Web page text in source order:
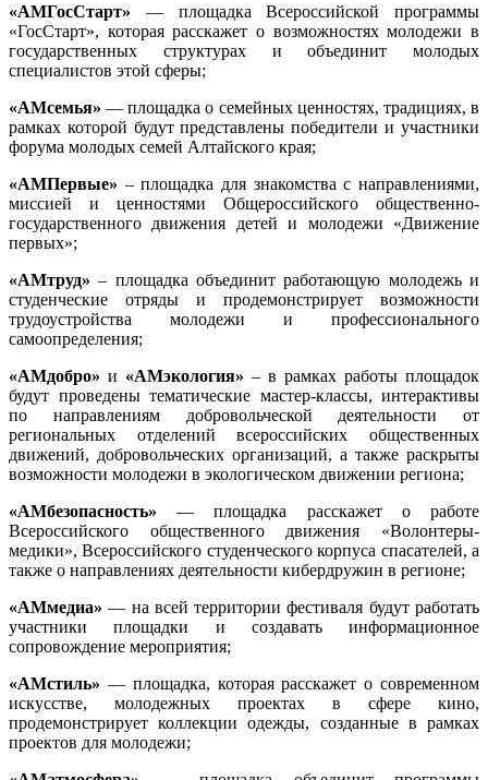
«АМГосСтарт» — площадка Всероссийской программы
«ГосСтарт», которая расскажет о возможностях молодежи в
государственных структурах и объединит молодых
специалистов этой сферы;
«АМсемья» — площадка о семейных ценностях, традициях, в
рамках которой будут представлены победители и участники
форума молодых семей Алтайского края;
«АМПервые» – площадка для знакомства с направлениями,
миссией и ценностями Общероссийского общественно-
государственного движения детей и молодежи «Движение
первых»;
«АМтруд» – площадка объединит работающую молодежь и
студенческие отряды и продемонстрирует возможности
трудоустройства молодежи и профессионального
самоопределения;
«АМдобро» и «АМэкология» – в рамках работы площадок
будут проведены тематические мастер-классы, интерактивы
по направлениям добровольческой деятельности от
региональных отделений всероссийских общественных
движений, добровольческих организаций, а также раскрыты
возможности молодежи в экологическом движении региона;
«АМбезопасность» — площадка расскажет о работе
Всероссийского общественного движения «Волонтеры-
медики», Всероссийского студенческого корпуса спасателей, а
также о направлениях деятельности кибердружин в регионе;
«АМмедиа» — на всей территории фестиваля будут работать
участники площадки и создавать информационное
сопровождение мероприятия;
«АМстиль» — площадка, которая расскажет о современном
искусстве, молодежных проектах в сфере кино,
продемонстрирует коллекции одежды, созданные в рамках
проектов для молодежи;